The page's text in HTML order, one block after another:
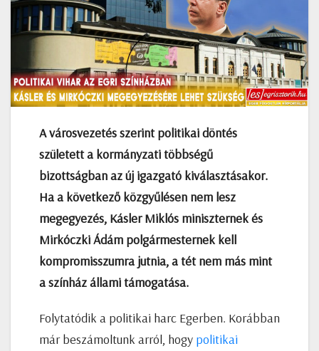
A városvezetés szerint politikai döntés
született a kormányzati többségű
bizottságban az új igazgató kiválasztásakor.
Ha a következő közgyűlésen nem lesz
megegyezés, Kásler Miklós miniszternek és
Mirkóczki Ádám polgármesternek kell
kompromisszumra jutnia, a tét nem más mint
a színház állami támogatása.
Folytatódik a politikai harc Egerben. Korábban
már beszámoltunk arról, hogy politikai